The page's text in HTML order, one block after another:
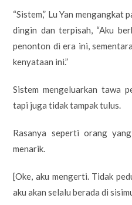
“Sistem,” Lu Yan
dingin dan terpisah, “Aku
penonton di era ini,
kenyataan ini.”
Sistem mengeluarkan tawa
tapi juga tidak tampak tulus.
Rasanya seperti orang
menarik.
[Oke, aku mengerti. Tidak
aku akan selalu berada di